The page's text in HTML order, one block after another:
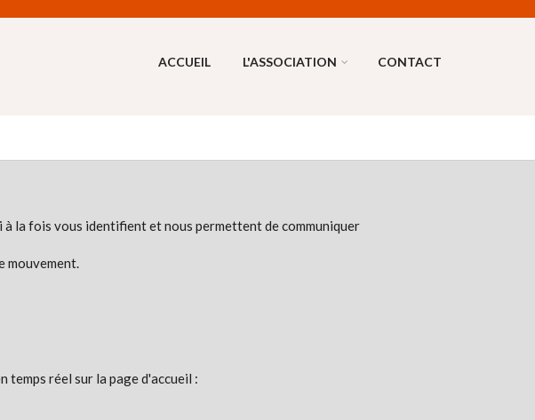
ACCUEIL L'ASSOCIATION CONTACT
la fois vous identifient et nous permettent de communiquer
mouvement.
réel sur la page d'accueil :